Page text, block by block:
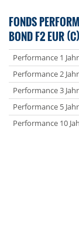
FONDS
BOND F2 EUR
Performance 1 Jahr
Performance 2
Performance 3
Performance 5
Performance 10